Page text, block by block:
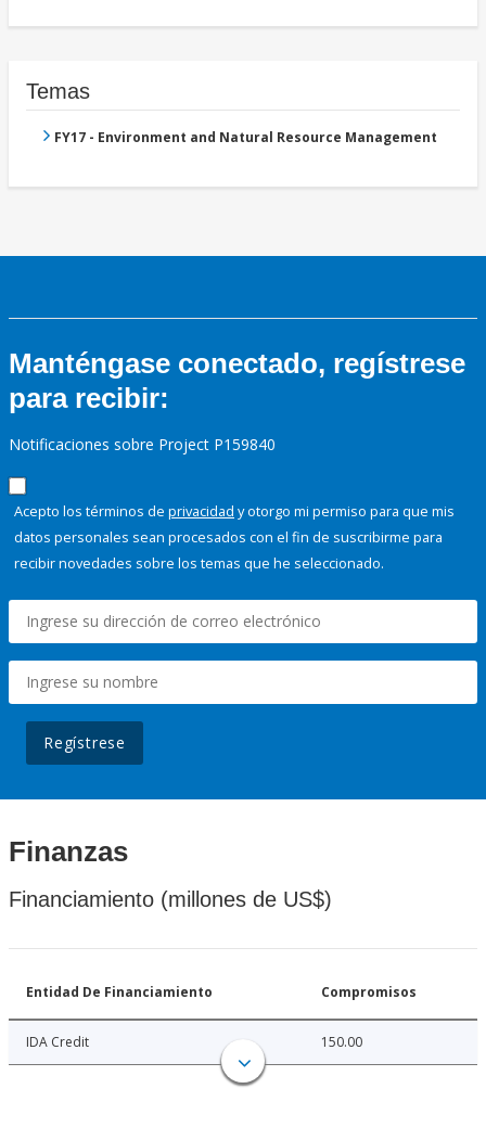
Temas
FY17 - Environment and Natural Resource Management
Manténgase conectado, regístrese
para recibir:
Notificaciones sobre Project P159840
Acepto los términos de privacidad y otorgo mi permiso para que mis
datos personales sean procesados con el fin de suscribirme para
recibir novedades sobre los temas que he seleccionado.
Regístrese
Finanzas
Financiamiento (millones de US$)
Entidad De Financiamiento Compromisos
IDA Credit 150.00